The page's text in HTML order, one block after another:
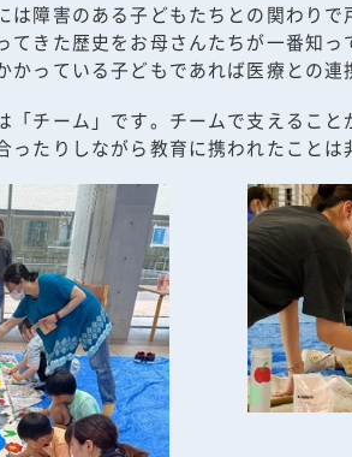
障害のある子どもたちとの関わりで
てきた歴史をお母さんたちが一番知
かっている子どもであれば医療との
「チーム」です。チームで支えるこ
ったりしながら教育に携われたことは